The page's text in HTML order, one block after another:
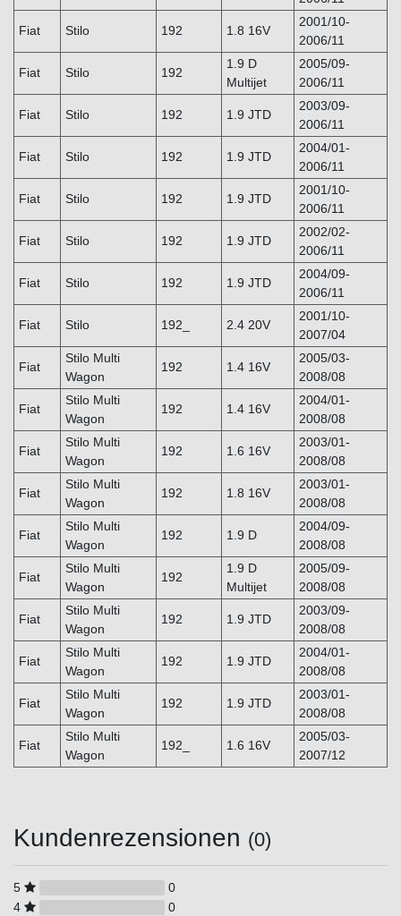
Fiat Stilo 192 1.8 16V
2001/10-
2006/11
Fiat Stilo 192
1.9 D
Multijet
2005/09-
2006/11
Fiat Stilo 192 1.9 JTD
2003/09-
2006/11
Fiat Stilo 192 1.9 JTD
2004/01-
2006/11
Fiat Stilo 192 1.9 JTD
2001/10-
2006/11
Fiat Stilo 192 1.9 JTD
2002/02-
2006/11
Fiat Stilo 192 1.9 JTD
2004/09-
2006/11
Fiat Stilo 192_ 2.4 20V
2001/10-
2007/04
Fiat
Stilo Multi
Wagon
192 1.4 16V
2005/03-
2008/08
Fiat
Stilo Multi
Wagon
192 1.4 16V
2004/01-
2008/08
Fiat
Stilo Multi
Wagon
192 1.6 16V
2003/01-
2008/08
Fiat
Stilo Multi
Wagon
192 1.8 16V
2003/01-
2008/08
Fiat
Stilo Multi
Wagon
192 1.9 D
2004/09-
2008/08
Fiat
Stilo Multi
Wagon
192
1.9 D
Multijet
2005/09-
2008/08
Fiat
Stilo Multi
Wagon
192 1.9 JTD
2003/09-
2008/08
Fiat
Stilo Multi
Wagon
192 1.9 JTD
2004/01-
2008/08
Fiat
Stilo Multi
Wagon
192 1.9 JTD
2003/01-
2008/08
Fiat
Stilo Multi
Wagon
192_ 1.6 16V
2005/03-
2007/12
Kundenrezensionen (0)
5
0
4
0